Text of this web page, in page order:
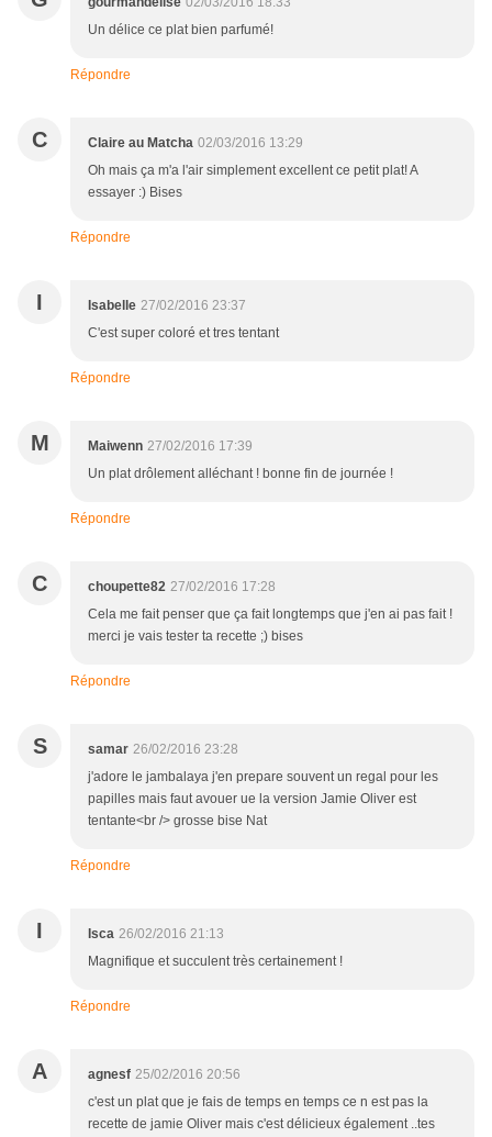
Un délice ce plat bien parfumé!
Répondre
C Claire au Matcha 02/03/2016 13:29
Oh mais ça m'a l'air simplement excellent ce petit plat! A
essayer :) Bises
Répondre
I Isabelle 27/02/2016 23:37
C'est super coloré et tres tentant
Répondre
M Maiwenn 27/02/2016 17:39
Un plat drôlement alléchant ! bonne fin de journée !
Répondre
C choupette82 27/02/2016 17:28
Cela me fait penser que ça fait longtemps que j'en ai pas fait !
merci je vais tester ta recette ;) bises
Répondre
S samar 26/02/2016 23:28
j'adore le jambalaya j'en prepare souvent un regal pour les
papilles mais faut avouer ue la version Jamie Oliver est
tentante<br /> grosse bise Nat
Répondre
I Isca 26/02/2016 21:13
Magnifique et succulent très certainement !
Répondre
A agnesf 25/02/2016 20:56
c'est un plat que je fais de temps en temps ce n est pas la
recette de jamie Oliver mais c'est délicieux également ..tes